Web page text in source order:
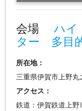
会場 ハイ
ター 多目
所在地：
三重県伊賀市上野丸
アクセス：
鉄道：伊賀鉄道上